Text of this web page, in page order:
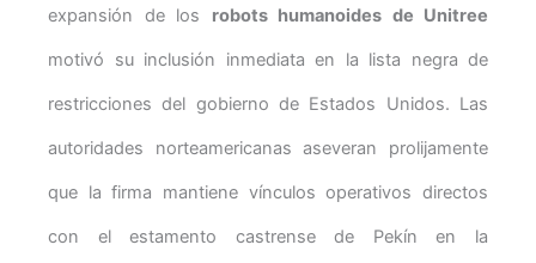
expansión de los robots humanoides de Unitree
motivó su inclusión inmediata en la lista negra de
restricciones del gobierno de Estados Unidos. Las
autoridades norteamericanas aseveran prolijamente
que la firma mantiene vínculos operativos directos
con el estamento castrense de Pekín en la